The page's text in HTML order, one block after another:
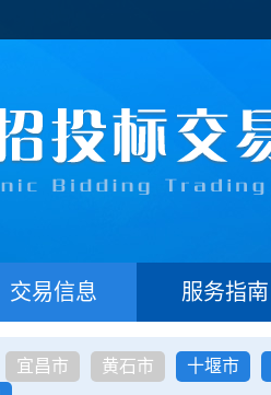
交易信息 服务指南
宜昌市 黄石市 十堰市